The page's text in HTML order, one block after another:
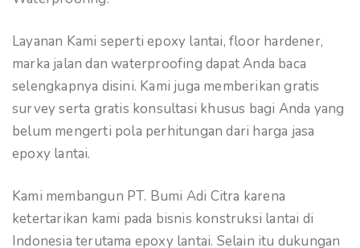
Layanan Kami seperti epoxy lantai, floor hardener,
marka jalan dan waterproofing dapat Anda baca
selengkapnya disini. Kami juga memberikan gratis
survey serta gratis konsultasi khusus bagi Anda yang
belum mengerti pola perhitungan dari harga jasa
epoxy lantai.
Kami membangun PT. Bumi Adi Citra karena
ketertarikan kami pada bisnis konstruksi lantai di
Indonesia terutama epoxy lantai. Selain itu dukungan